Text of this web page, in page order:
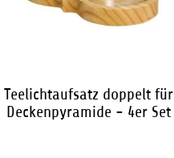
Teelichtaufsatz doppelt für
Deckenpyramide - 4er Set